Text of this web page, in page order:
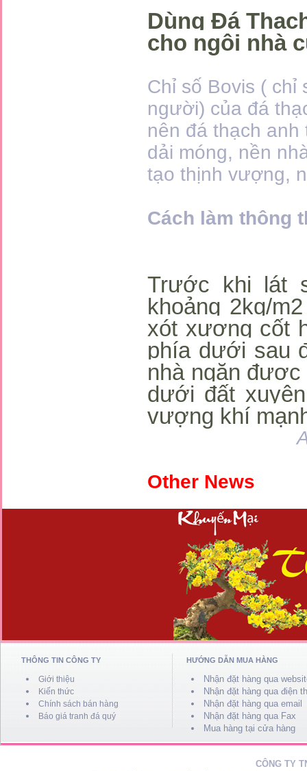
Dùng Đá
cho ngôi nhà
Chỉ số Bovis (
người) của đá
nên đá thạch
dải móng, nền
tạo thịnh vượng,
Cách làm thông
Trước khi lát
khoảng 2kg/
xót xương cốt
phía dưới sau
nhà ngăn
dưới đất
vượng khí
Other News
THÔNG TIN CÔNG TY
Giới thiệu
Kiến thức
Chính sách bán hàng
Báo giá tranh đá quý
HƯỚNG DẪN MUA HÀNG
Nhận đặt hàng qua
Nhận đặt hàng qua điện
Nhận đặt hàng qua email
Nhận đặt hàng qua Fax
Mua hàng tại cửa hàng
CÔNG TY